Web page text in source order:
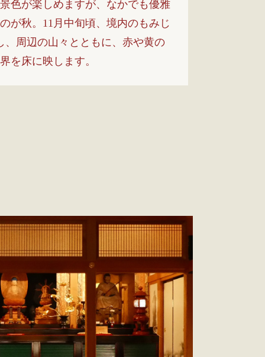
色が楽しめますが、なかでも優雅
が秋。11月中旬頃、境内のもみじ
、周辺の山々とともに、赤や黄の
を床に映します。